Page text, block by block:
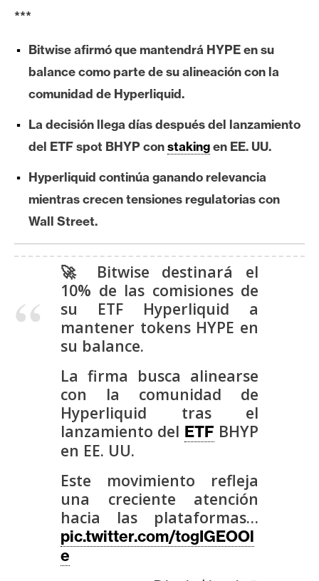
t
e
r
e
u
m
I
A
A
P
***
Bitwise afirmó que mantendrá HYPE en su
balance como parte de su alineación con la
comunidad de Hyperliquid.
La decisión llega días después del lanzamiento
del ETF spot BHYP constakingen EE. UU.
Hyperliquid continúa ganando relevancia
mientras crecen tensiones regulatorias con
Wall Street.
🚀 Bitwise destinará el
10% de las comisiones de
su ETF Hyperliquid a
mantener tokens HYPE en
su balance.
La firma busca alinearse
con la comunidad de
Hyperliquid tras el
lanzamiento del ETF BHYP
en EE. UU.
Este movimiento refleja
una creciente atención
hacia las plataformas…
pic.twitter.com/togIGEOOl
e